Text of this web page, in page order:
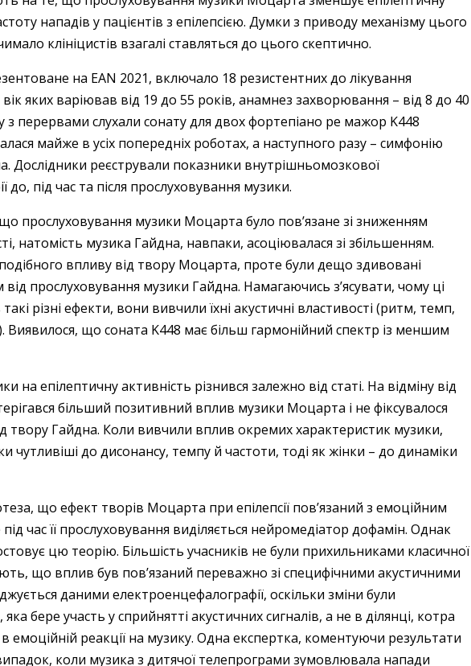
нападів у пацієнтів з епілепсією. Думки з приводу механізму цього
клініцистів взагалі ставляться до цього скептично.
на EAN 2021, включало 18 резистентних до лікування
вік яких варіював від 19 до 55 років, анамнез захворювання – від 8 до 40
з перервами слухали сонату для двох фортепіано ре мажор K448
майже в усіх попередніх роботах, а наступного разу – симфонію
Дослідники реєстрували показники внутрішньомозкової
до, під час та після прослуховування музики.
прослуховування музики Моцарта було пов’язане зі зниженням
натомість музика Гайдна, навпаки, асоціювалася зі збільшенням.
впливу від твору Моцарта, проте були дещо здивовані
прослуховування музики Гайдна. Намагаючись з’ясувати, чому ці
різні ефекти, вони вивчили їхні акустичні властивості (ритм, темп,
Виявилося, що соната K448 має більш гармонійний спектр із меншим
на епілептичну активність різнився залежно від статі. На відміну від
більший позитивний вплив музики Моцарта і не фіксувалося
твору Гайдна. Коли вивчили вплив окремих характеристик музики,
чутливіші до дисонансу, темпу й частоти, тоді як жінки – до динаміки
що ефект творів Моцарта при епілепсії пов’язаний з емоційним
час її прослуховування виділяється нейромедіатор дофамін. Однак
цю теорію. Більшість учасників не були прихильниками класичної
що вплив був пов’язаний переважно зі специфічними акустичними
даними електроенцефалографії, оскільки зміни були
бере участь у сприйнятті акустичних сигналів, а не в ділянці, котра
емоційній реакції на музику. Одна експертка, коментуючи результати
коли музика з дитячої телепрограми зумовлювала напади